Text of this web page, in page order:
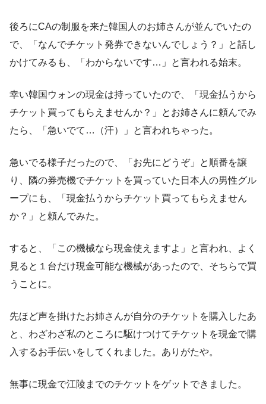
後ろにCAの制服を来た韓国人のお姉さんが並んでいたの
で、「なんでチケット発券できないんでしょう？」と話し
かけてみるも、「わからないです…」と言われる始末。
幸い韓国ウォンの現金は持っていたので、「現金払うから
チケット買ってもらえませんか？」とお姉さんに頼んでみ
たら、「急いでて…（汗）」と言われちゃった。
急いでる様子だったので、「お先にどうぞ」と順番を譲
り、隣の券売機でチケットを買っていた日本人の男性グル
ープにも、「現金払うからチケット買ってもらえません
か？」と頼んでみた。
すると、「この機械なら現金使えますよ」と言われ、よく
見ると１台だけ現金可能な機械があったので、そちらで買
うことに。
先ほど声を掛けたお姉さんが自分のチケットを購入したあ
と、わざわざ私のところに駆けつけてチケットを現金で購
入するお手伝いをしてくれました。ありがたや。
無事に現金で江陵までのチケットをゲットできました。